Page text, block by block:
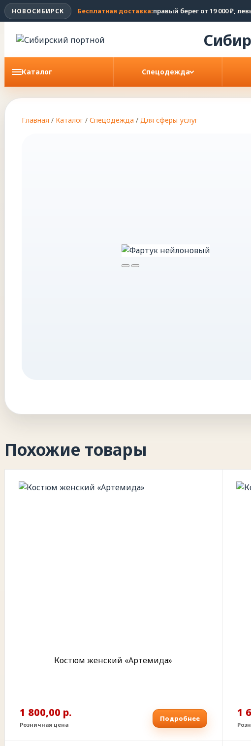
Каталог Спецодежда
НОВОСИБИРСК Бесплатная доставка:правый берег от 19 000 ₽,
Главная / Каталог / Спецодежда / Для сферы услуг
Похожие товары
Костюм женский «Артемида»
1 800,00 р.
Розничная цена
Подробнее 1